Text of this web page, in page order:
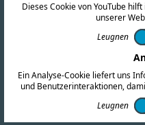
31-OCT-19
Dieses Cookie von YouTube
unserer
Leugnen
Ein Analyse-Cookie liefert uns
und Benutzerinteraktionen,
Leugnen